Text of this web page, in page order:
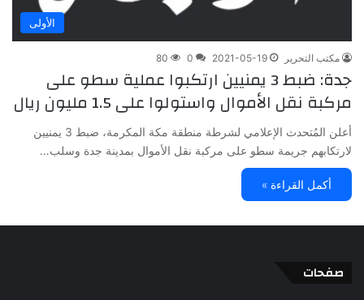
الأولى
مكتب التحرير 2021-05-19
0
80
جدة: ضبط 3 يمنيين ارتكبوا عملية سطو على
مركبة نقل الأموال واستولوا على 1.5 مليون ريال
أعلن المُتحدث الإعلامي لشرطة منطقة مكة المكرمة، ضبط 3 يمنيين
لارتكابهم جريمة سطو على مركبة نقل الأموال بمدينة جدة وسلب…
أكمل القراءة »
صفحات